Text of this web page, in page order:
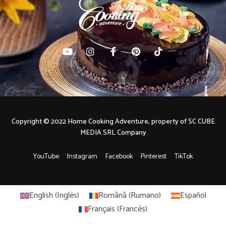
YouTube Instagram Facebook Pinterest TikTok
Copyright © 2022 Home Cooking Adventure, property of SC CUBE
MEDIA SRL Company
English(Inglés) Română(Rumano)
Español
Français(Francés)